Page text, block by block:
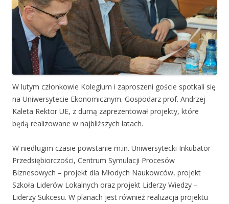
W lutym członkowie Kolegium i zaproszeni goście spotkali się
na Uniwersytecie Ekonomicznym. Gospodarz prof. Andrzej
Kaleta Rektor UE, z dumą zaprezentował projekty, które
będą realizowane w najbliższych latach.
W niedługim czasie powstanie m.in. Uniwersytecki Inkubator
Przedsiębiorczości, Centrum Symulacji Procesów
Biznesowych – projekt dla Młodych Naukowców, projekt
Szkoła Liderów Lokalnych oraz projekt Liderzy Wiedzy –
Liderzy Sukcesu. W planach jest również realizacja projektu